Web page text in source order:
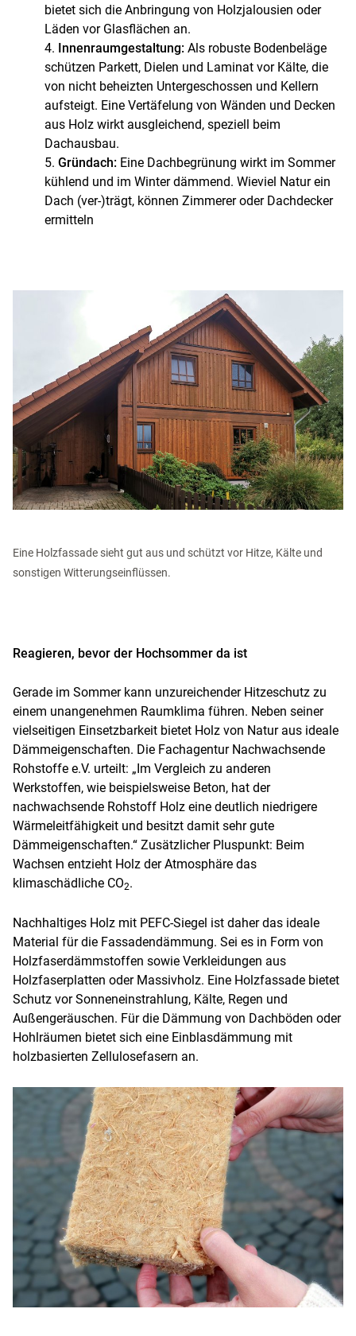
bietet sich die Anbringung von Holzjalousien oder
Läden vor Glasflächen an.
Innenraumgestaltung: Als robuste Bodenbeläge
schützen Parkett, Dielen und Laminat vor Kälte, die
von nicht beheizten Untergeschossen und Kellern
aufsteigt. Eine Vertäfelung von Wänden und Decken
aus Holz wirkt ausgleichend, speziell beim
Dachausbau.
Gründach: Eine Dachbegrünung wirkt im Sommer
kühlend und im Winter dämmend. Wieviel Natur ein
Dach (ver-)trägt, können Zimmerer oder Dachdecker
ermitteln
Eine Holzfassade sieht gut aus und schützt vor Hitze, Kälte und
sonstigen Witterungseinflüssen.
Reagieren, bevor der Hochsommer da ist
Gerade im Sommer kann unzureichender Hitzeschutz zu
einem unangenehmen Raumklima führen. Neben seiner
vielseitigen Einsetzbarkeit bietet Holz von Natur aus ideale
Dämmeigenschaften. Die Fachagentur Nachwachsende
Rohstoffe e.V. urteilt: „Im Vergleich zu anderen
Werkstoffen, wie beispielsweise Beton, hat der
nachwachsende Rohstoff Holz eine deutlich niedrigere
Wärmeleitfähigkeit und besitzt damit sehr gute
Dämmeigenschaften.“ Zusätzlicher Pluspunkt: Beim
Wachsen entzieht Holz der Atmosphäre das
klimaschädliche CO2.
Nachhaltiges Holz mit PEFC-Siegel ist daher das ideale
Material für die Fassadendämmung. Sei es in Form von
Holzfaserdämmstoffen sowie Verkleidungen aus
Holzfaserplatten oder Massivholz. Eine Holzfassade bietet
Schutz vor Sonneneinstrahlung, Kälte, Regen und
Außengeräuschen. Für die Dämmung von Dachböden oder
Hohlräumen bietet sich eine Einblasdämmung mit
holzbasierten Zellulosefasern an.